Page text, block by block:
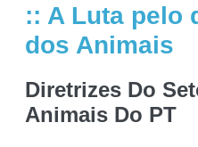
:: A Luta pelo
dos Animais
Diretrizes Do
Animais Do PT